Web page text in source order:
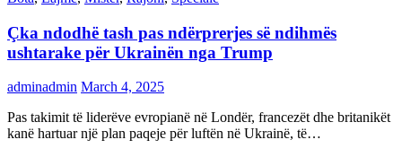
Çka ndodhë tash pas ndërprerjes së ndihmës
ushtarake për Ukrainën nga Trump
adminadmin March 4, 2025
Pas takimit të liderëve evropianë në Londër, francezët dhe britanikët
kanë hartuar një plan paqeje për luftën në Ukrainë, të…